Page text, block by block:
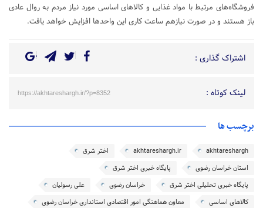
فروشگاه‌های مرتبط با مواد غذایی و کالاهای اساسی مورد نیاز مردم به روال عادی
باز هستند و در صورت نیازهم ساعت کاری این واحد‌ها افزایش خواهد یافت.
اشتراک گذاری :
لینک کوتاه : https://akhtareshargh.ir/?p=8352
برچسب ها
akhtareshargh
akhtareshargh.ir
اختر شرق
استان خراسان رضوی
پایگاه خبری اختر شرق
پایگاه خبری تحلیلی اختر شرق
خراسان رضوی
علی رسولیان
کالاهای اساسی
معاون هماهنگی امور اقتصادی استانداری خراسان رضوی